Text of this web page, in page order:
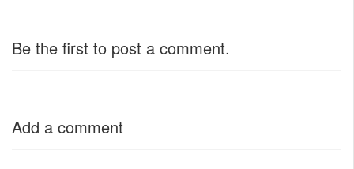
Be the first to post a comment.
Add a comment